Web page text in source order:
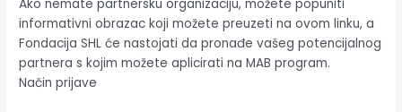
Ako nemate partnersku organizaciju, možete popuniti
informativni obrazac koji možete preuzeti na ovom linku, a
Fondacija SHL će nastojati da pronađe vašeg potencijalnog
partnera s kojim možete aplicirati na MAB program.
Način prijave